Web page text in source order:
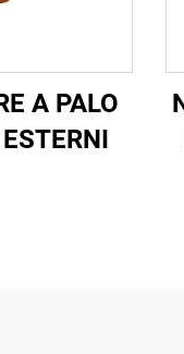
A PALO